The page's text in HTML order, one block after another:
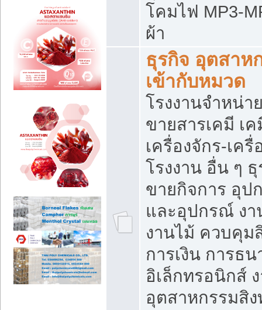
โคมไฟ MP3-
ผ้า
ธุรกิจ อุตสาห
เข้ากับหมวด
โรงงานจำหน่
ขายสารเคมี เ
เครื่องจักร-เค
โรงงาน อื่น ๆ
ขายกิจการ อุป
และอุปกรณ์ ง
งานไม้ ควบคุม
การเงิน การธ
อิเล็กทรอนิกส์
อุตสาหกรรมสิ